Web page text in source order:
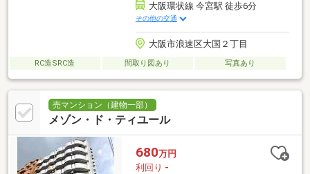
大阪環状線 今宮駅 徒歩6分
その他の交通
大阪市浪速区大国２丁目
RC造SRC造 間取り図あり 写真あり
売マンション（建物一部）
メゾン・ド・ティユール
680万円
利回り -